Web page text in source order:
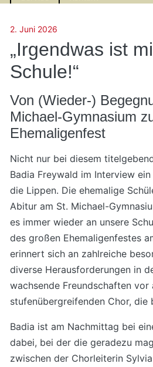
2. Juni 2026
„Irgendwas ist
Schule!“
Von (Wieder-)
Michael-Gymnasium
Ehemaligenfest
Nicht nur bei diesem
Badia Freywald im Interview
die Lippen. Die ehemalige
Abitur am St. Michael-
es immer wieder an unsere
des großen Ehemaligenfestes
erinnert sich an zahlreiche
diverse Herausforderungen in
wachsende Freundschaften vor
stufenübergreifenden Chor, die
Badia ist am Nachmittag bei
dabei, bei der die geradezu
zwischen der Chorleiterin